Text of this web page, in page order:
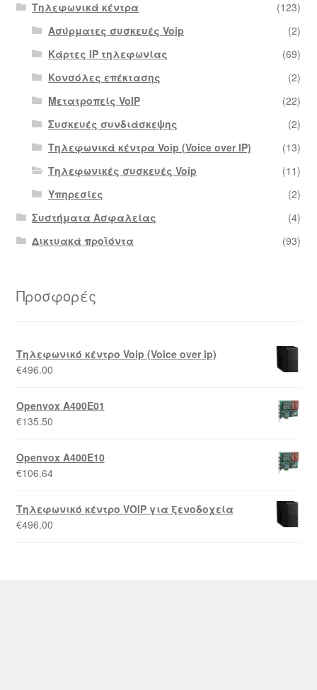
Τηλεφωνικά κέντρα
(123)
Ασύρματες συσκευές Voip
(2)
Κάρτες IP τηλεφωνίας
(69)
Κονσόλες επέκτασης
(2)
Μετατροπείς VoIP
(22)
Συσκευές συνδιάσκεψης
(2)
Τηλεφωνικά κέντρα Voip (Voice over IP)
(13)
Τηλεφωνικές συσκευές Voip
(11)
Υπηρεσίες
(2)
Συστήματα Ασφαλείας
(4)
Δικτυακά προϊόντα
(93)
Προσφορές
Τηλεφωνικό κέντρο Voip (Voice over ip)
€496.00
Openvox A400E01
€135.50
Openvox A400E10
€106.64
Τηλεφωνικό κέντρο VOIP για ξενοδοχεία
€496.00